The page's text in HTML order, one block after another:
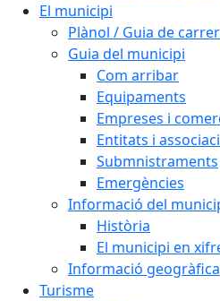
El municipi
Plànol / Guia de
Guia del municipi
Com arribar
Equipaments
Empreses i
Entitats i
Submnistraments
Emergències
Informació del
Història
El municipi en
Informació geogràfica
Turisme